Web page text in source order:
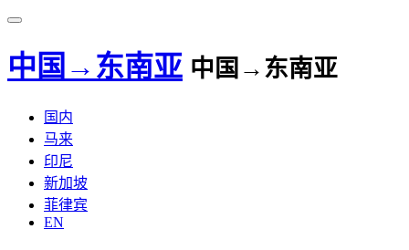
中国→东南亚 中国→东南亚
国内
马来
印尼
新加坡
菲律宾
EN